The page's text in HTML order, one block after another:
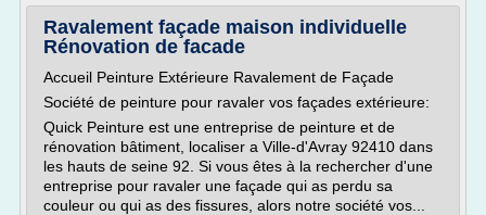
Ravalement façade maison individuelle
Rénovation de facade
Accueil Peinture Extérieure Ravalement de Façade
Société de peinture pour ravaler vos façades extérieure:
Quick Peinture est une entreprise de peinture et de
rénovation bâtiment, localiser a Ville-d'Avray 92410 dans
les hauts de seine 92. Si vous êtes à la rechercher d'une
entreprise pour ravaler une façade qui as perdu sa
couleur ou qui as des fissures, alors notre société vos...